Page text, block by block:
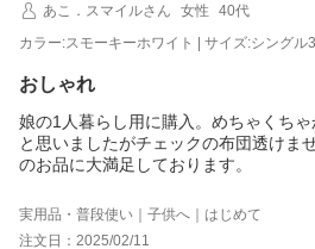
あこ．スマイルさん
女性
40代
カラー:スモーキーホワイト | サイズ:シングル
おしゃれ
娘の1人暮らし用に購入。めちゃくち
と思いましたがチェックの布団透けま
のお品に大満足しております。
実用品・普段使い｜子供へ｜はじめて
注文日：2025/02/11